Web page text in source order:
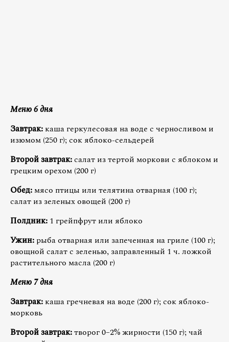
Меню 6 дня
Завтрак: каша геркулесовая на воде с черносливом и
изюмом (250 г); сок яблоко-сельдерей
Второй завтрак:салат из тертой моркови с яблоком и
грецким орехом (200 г)
Обед:мясо птицы или телятина отварная (100 г);
салат из зеленых овощей (200 г)
Полдник: 1 грейпфрут или яблоко
Ужин: рыба отварная или запеченная на гриле (100 г);
овощной салат с зеленью, заправленный 1 ч. ложкой
растительного масла (200 г)
Меню 7 дня
Завтрак: каша гречневая на воде (200 г); сок яблоко-
морковь
Второй завтрак:творог 0–2% жирности (150 г); чай